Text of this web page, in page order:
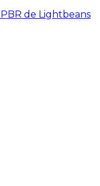
de Lightbeans